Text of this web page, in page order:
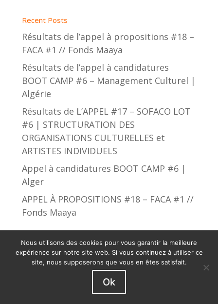
Recent Posts
Résultats de l’appel à propositions #18 –
FACA #1 // Fonds Maaya
Résultats de l’appel à candidatures
BOOT CAMP #6 – Management Culturel |
Algérie
Résultats de L’APPEL #17 – SOFACO LOT
#6 | STRUCTURATION DES
ORGANISATIONS CULTURELLES et
ARTISTES INDIVIDUELS
Appel à candidatures BOOT CAMP #6 |
Alger
APPEL À PROPOSITIONS #18 – FACA #1 //
Fonds Maaya
African Culture Fund © 2019 - 2023. Tous droits
Nous utilisons des cookies pour vous garantir la meilleure
expérience sur notre site web. Si vous continuez à utiliser ce
site, nous supposerons que vous en êtes satisfait.
Ok